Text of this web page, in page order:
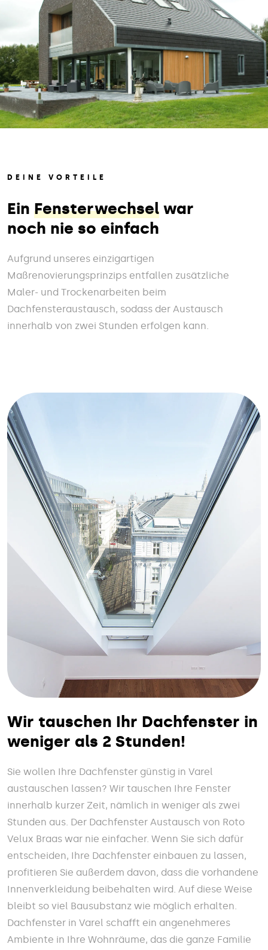
DEINE VORTEILE
Ein Fensterwechsel war
noch nie so einfach
Aufgrund unseres einzigartigen
Maßrenovierungsprinzips entfallen zusätzliche
Maler- und Trockenarbeiten beim
Dachfensteraustausch, sodass der Austausch
innerhalb von zwei Stunden erfolgen kann.
Wir tauschen Ihr Dachfenster in
weniger als 2 Stunden!
Sie wollen Ihre Dachfenster günstig in Varel
austauschen lassen? Wir tauschen Ihre Fenster
innerhalb kurzer Zeit, nämlich in weniger als zwei
Stunden aus. Der Dachfenster Austausch von Roto
Velux Braas war nie einfacher. Wenn Sie sich dafür
entscheiden, Ihre Dachfenster einbauen zu lassen,
profitieren Sie außerdem davon, dass die vorhandene
Innenverkleidung beibehalten wird. Auf diese Weise
bleibt so viel Bausubstanz wie möglich erhalten.
Dachfenster in Varel schafft ein angenehmeres
Ambiente in Ihre Wohnräume, das die ganze Familie